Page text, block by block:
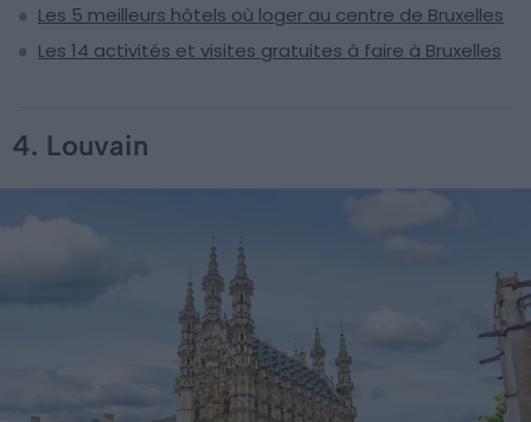
Les 5 meilleurs hôtels où loger au centre de Bruxelles
Les 14 activités et visites gratuites à faire à Bruxelles
4. Louvain